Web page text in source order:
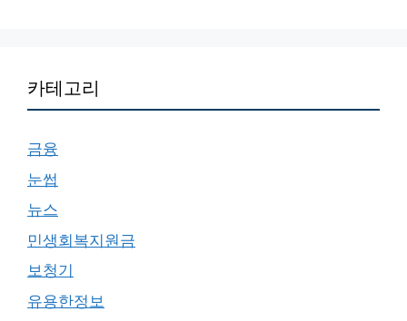
카테고리
금융
눈썹
뉴스
민생회복지원금
보청기
유용한정보